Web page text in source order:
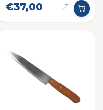
Pulgadas
€37,00